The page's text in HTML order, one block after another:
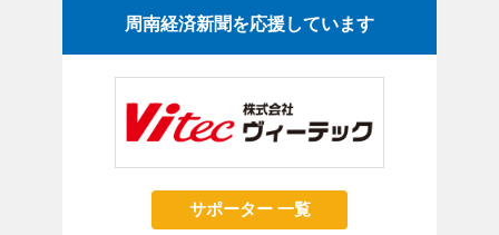
周南経済新聞を応援しています
サポーター 一覧